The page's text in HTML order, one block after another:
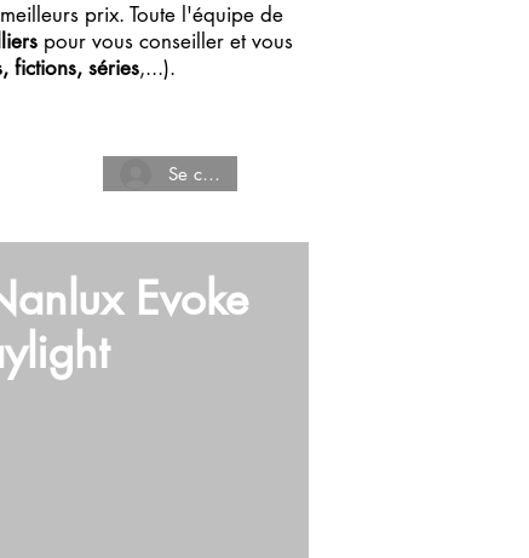
prix. Toute l'équipe de
pour vous conseiller et vous
fictions, séries,...).
Se connecter
Evoke